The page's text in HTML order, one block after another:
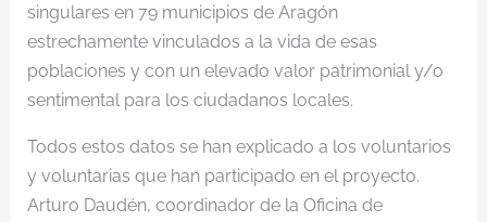
singulares en 79 municipios de Aragón
estrechamente vinculados a la vida de esas
poblaciones y con un elevado valor patrimonial y/o
sentimental para los ciudadanos locales.
Todos estos datos se han explicado a los voluntarios
y voluntarias que han participado en el proyecto.
Arturo Daudén, coordinador de la Oficina de